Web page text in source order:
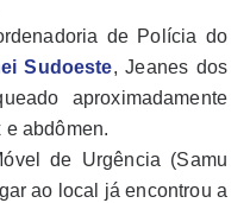
de Polícia do
Sudoeste, Jeanes dos
aproximadamente
e abdômen.
de Urgência (Samu
ao local já encontrou a